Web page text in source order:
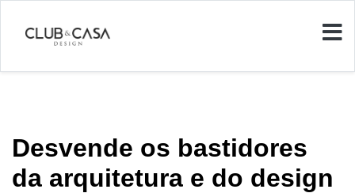
Desvende os bastidores
da arquitetura e do design